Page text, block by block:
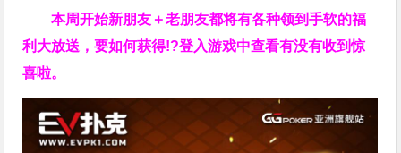
本周开始新朋友＋老朋友都将有各种领到手软的福
利大放送，要如何获得!?登入游戏中查看有没有收到惊
喜啦。